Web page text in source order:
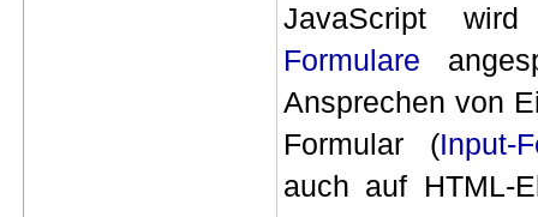
JavaScript
Formulare
Ansprechen von
Formular (Input-
auch auf HTML-